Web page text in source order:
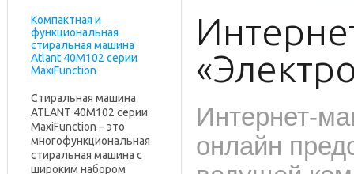
Компактная и
функциональная
стиральная машина
Atlant 40М102 серии
MaxiFunction
Стиральная машина
ATLANT 40М102 серии
MaxiFunction – это
многофункциональная
стиральная машина с
широким набором
Интернет-
онлайн